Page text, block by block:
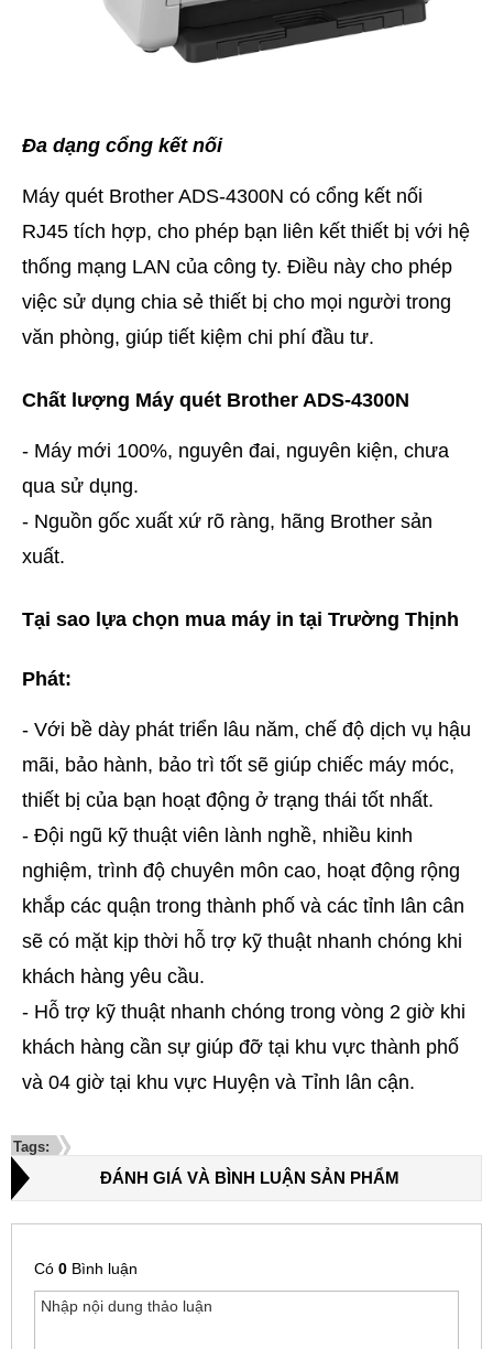
Đa dạng cổng kết nối
Máy quét Brother ADS-4300N có cổng kết nối
RJ45 tích hợp, cho phép bạn liên kết thiết bị với hệ
thống mạng LAN của công ty. Điều này cho phép
việc sử dụng chia sẻ thiết bị cho mọi người trong
văn phòng, giúp tiết kiệm chi phí đầu tư.
Chất lượng Máy quét Brother ADS-4300N
- Máy mới 100%, nguyên đai, nguyên kiện, chưa
qua sử dụng.
- Nguồn gốc xuất xứ rõ ràng, hãng Brother sản
xuất.
Tại sao lựa chọn mua máy in tại Trường Thịnh
Phát:
- Với bề dày phát triển lâu năm, chế độ dịch vụ hậu
mãi, bảo hành, bảo trì tốt sẽ giúp chiếc máy móc,
thiết bị của bạn hoạt động ở trạng thái tốt nhất.
- Đội ngũ kỹ thuật viên lành nghề, nhiều kinh
nghiệm, trình độ chuyên môn cao, hoạt động rộng
khắp các quận trong thành phố và các tỉnh lân cân
sẽ có mặt kịp thời hỗ trợ kỹ thuật nhanh chóng khi
khách hàng yêu cầu.
- Hỗ trợ kỹ thuật nhanh chóng trong vòng 2 giờ khi
khách hàng cần sự giúp đỡ tại khu vực thành phố
và 04 giờ tại khu vực Huyện và Tỉnh lân cận.
Tags:
ĐÁNH GIÁ VÀ BÌNH LUẬN SẢN PHẨM
Có 0 Bình luận